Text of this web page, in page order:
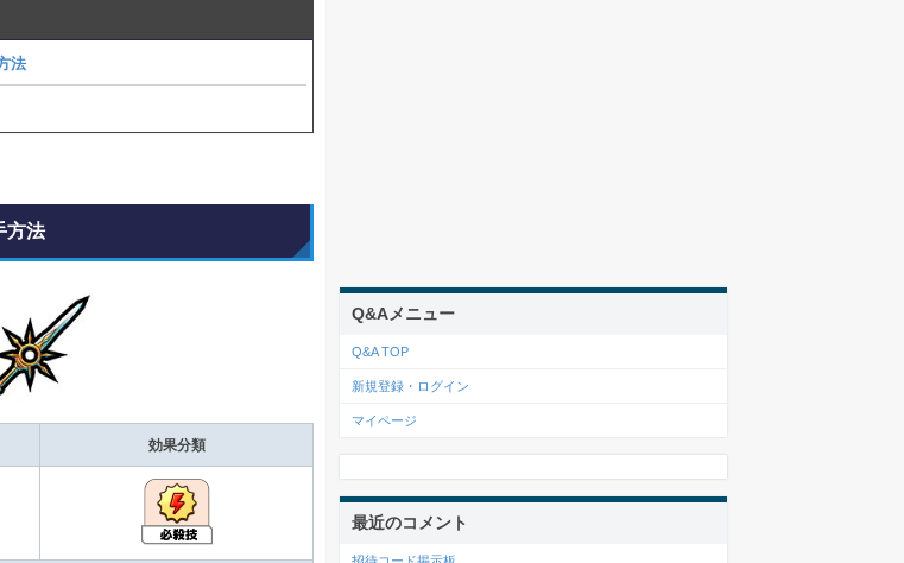
法
方法
効果分類
Q&Aメニュー
Q&A TOP
新規登録・ログイン
マイページ
最近のコメント